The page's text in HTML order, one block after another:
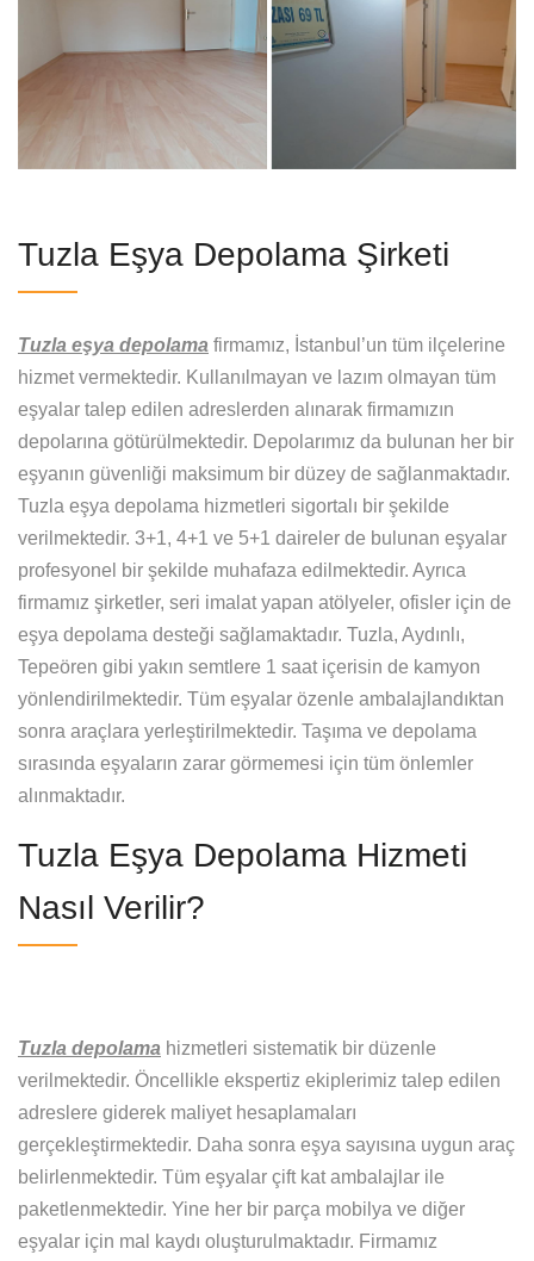
Tuzla Eşya Depolama Şirketi
Tuzla eşya depolama firmamız, İstanbul’un tüm ilçelerine
hizmet vermektedir. Kullanılmayan ve lazım olmayan tüm
eşyalar talep edilen adreslerden alınarak firmamızın
depolarına götürülmektedir. Depolarımız da bulunan her bir
eşyanın güvenliği maksimum bir düzey de sağlanmaktadır.
Tuzla eşya depolama hizmetleri sigortalı bir şekilde
verilmektedir. 3+1, 4+1 ve 5+1 daireler de bulunan eşyalar
profesyonel bir şekilde muhafaza edilmektedir. Ayrıca
firmamız şirketler, seri imalat yapan atölyeler, ofisler için de
eşya depolama desteği sağlamaktadır. Tuzla, Aydınlı,
Tepeören gibi yakın semtlere 1 saat içerisin de kamyon
yönlendirilmektedir. Tüm eşyalar özenle ambalajlandıktan
sonra araçlara yerleştirilmektedir. Taşıma ve depolama
sırasında eşyaların zarar görmemesi için tüm önlemler
alınmaktadır.
Tuzla Eşya Depolama Hizmeti
Nasıl Verilir?
Tuzla depolama hizmetleri sistematik bir düzenle
verilmektedir. Öncellikle ekspertiz ekiplerimiz talep edilen
adreslere giderek maliyet hesaplamaları
gerçekleştirmektedir. Daha sonra eşya sayısına uygun araç
belirlenmektedir. Tüm eşyalar çift kat ambalajlar ile
paketlenmektedir. Yine her bir parça mobilya ve diğer
eşyalar için mal kaydı oluşturulmaktadır. Firmamız